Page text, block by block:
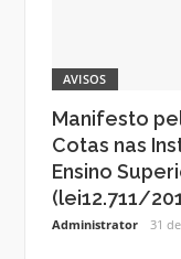
AVISOS
Manifesto
Cotas nas
Ensino
(lei12.711/
Administrator 31